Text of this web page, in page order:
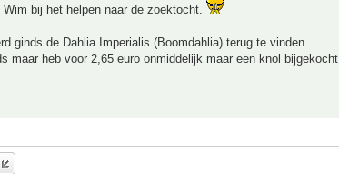
bij het helpen naar de zoektocht.
ginds de Dahlia Imperialis (Boomdahlia) terug te vinden.
maar heb voor 2,65 euro onmiddelijk maar een knol bijgekocht.